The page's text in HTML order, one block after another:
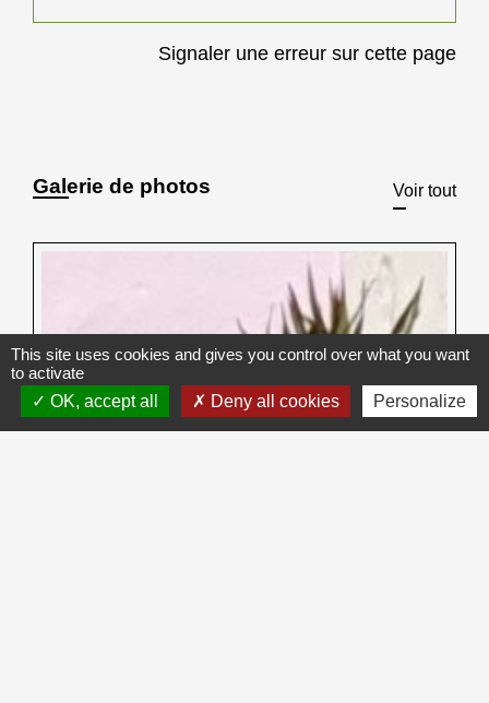
Signaler une erreur sur cette page
Galerie de photos Voir tout
This site uses cookies and gives you control over what you want
to activate
OK, accept all
Deny all cookies Personalize